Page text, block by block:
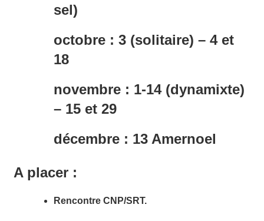
sel)
octobre : 3 (solitaire) – 4 et
18
novembre : 1-14 (dynamixte)
– 15 et 29
décembre : 13 Amernoel
A placer :
Rencontre CNP/SRT.